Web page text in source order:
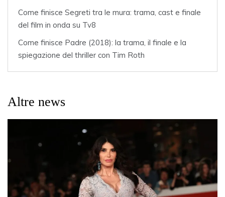
Come finisce Segreti tra le mura: trama, cast e finale
del film in onda su Tv8
Come finisce Padre (2018): la trama, il finale e la
spiegazione del thriller con Tim Roth
Altre news